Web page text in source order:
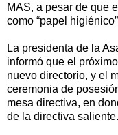
MAS, a pesar de que
como “papel
La presidenta de la
informó que el
nuevo directorio, y el
ceremonia de
mesa directiva, en
de la directiva saliente.